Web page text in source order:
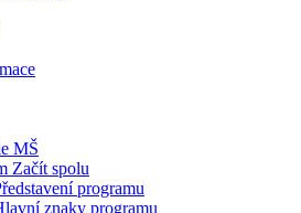
MŠ
Začít spolu
programu
znaky programu